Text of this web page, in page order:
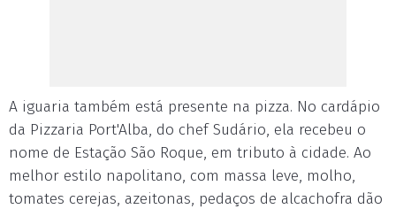
A iguaria também está presente na pizza. No cardápio
da Pizzaria Port'Alba, do chef Sudário, ela recebeu o
nome de Estação São Roque, em tributo à cidade. Ao
melhor estilo napolitano, com massa leve, molho,
tomates cerejas, azeitonas, pedaços de alcachofra dão